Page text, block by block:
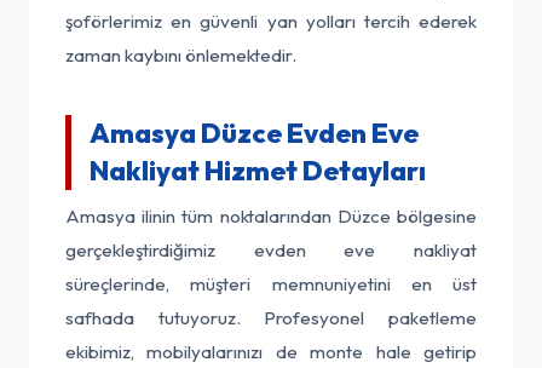
şoförlerimiz en güvenli yan yolları tercih ederek
zaman kaybını önlemektedir.
Amasya Düzce Evden Eve
Nakliyat Hizmet Detayları
Amasya ilinin tüm noktalarından Düzce bölgesine
gerçekleştirdiğimiz evden eve nakliyat
süreçlerinde, müşteri memnuniyetini en üst
safhada tutuyoruz. Profesyonel paketleme
ekibimiz, mobilyalarınızı de monte hale getirip